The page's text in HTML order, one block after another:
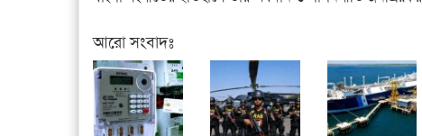
আরো সংবাদঃ